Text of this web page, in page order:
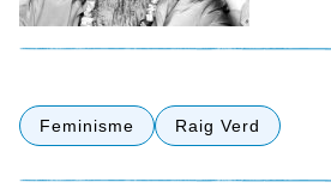
Feminisme Raig Verd